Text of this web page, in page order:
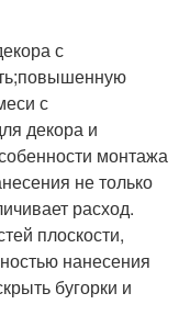
с
с
декора и
монтажа
не только
расход.
плоскости,
нанесения
бугорки и